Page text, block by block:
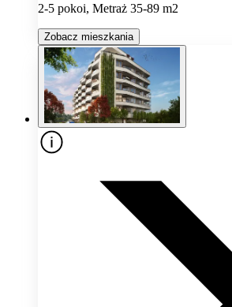
2-5 pokoi, Metraż 35-89 m2
Zobacz mieszkania